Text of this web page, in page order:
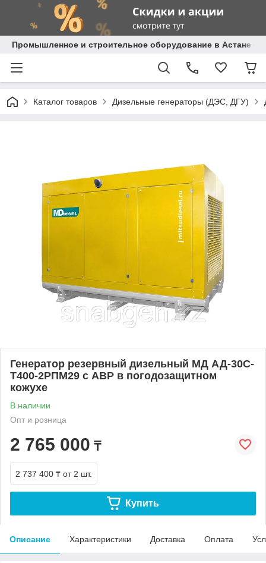
Промышленное и строительное оборудование в Астане с
Каталог товаров Дизельные генераторы (ДЭС, ДГУ)
Генератор резервный дизельный МД АД-30С-
Т400-2РПМ29 с АВР в погодозащитном
кожухе
В наличии
Опт и розница
2 765 000 ₸
2 737 400 ₸ от 2 шт.
Купить
Описание Характеристики Доставка Оплата